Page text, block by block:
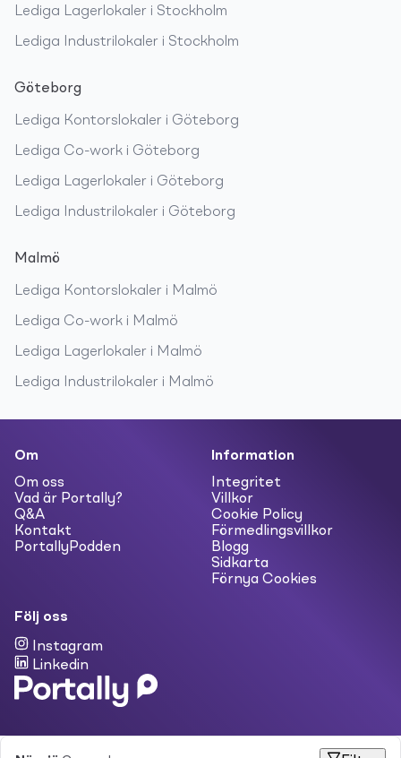
Lediga Lagerlokaler i Stockholm
Lediga Industrilokaler i Stockholm
Göteborg
Lediga Kontorslokaler i Göteborg
Lediga Co-work i Göteborg
Lediga Lagerlokaler i Göteborg
Lediga Industrilokaler i Göteborg
Malmö
Lediga Kontorslokaler i Malmö
Lediga Co-work i Malmö
Lediga Lagerlokaler i Malmö
Lediga Industrilokaler i Malmö
Om
Om oss
Vad är Portally?
Q&A
Kontakt
PortallyPodden
Information
Integritet
Villkor
Cookie Policy
Förmedlingsvillkor
Blogg
Sidkarta
Förnya Cookies
Följ oss
Instagram
Linkedin